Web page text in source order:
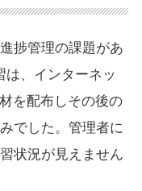
捗管理の課題があ
は、インターネッ
を配布しその後の
でした。管理者に
状況が見えません